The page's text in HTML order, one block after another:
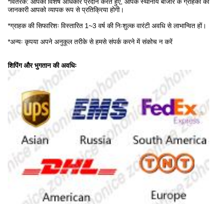
जानकारी आपको व्यापक रूप से प्रतिक्रिया होगी।
*ग्राहक की सिफारिशः विस्तारित 1~3 वर्ष की निःशुल्क वारंटी अवधि से लाभान्वित हों।
*अन्यः कृपया अपने अनुकूल तरीके से हमसे संपर्क करने में संकोच न करें
शिपिंग और भुगतान की अवधिः